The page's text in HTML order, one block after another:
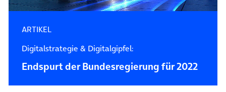
ARTIKEL
Digitalstrategie & Digitalgipfel:
Endspurt der Bundesregierung für 2022